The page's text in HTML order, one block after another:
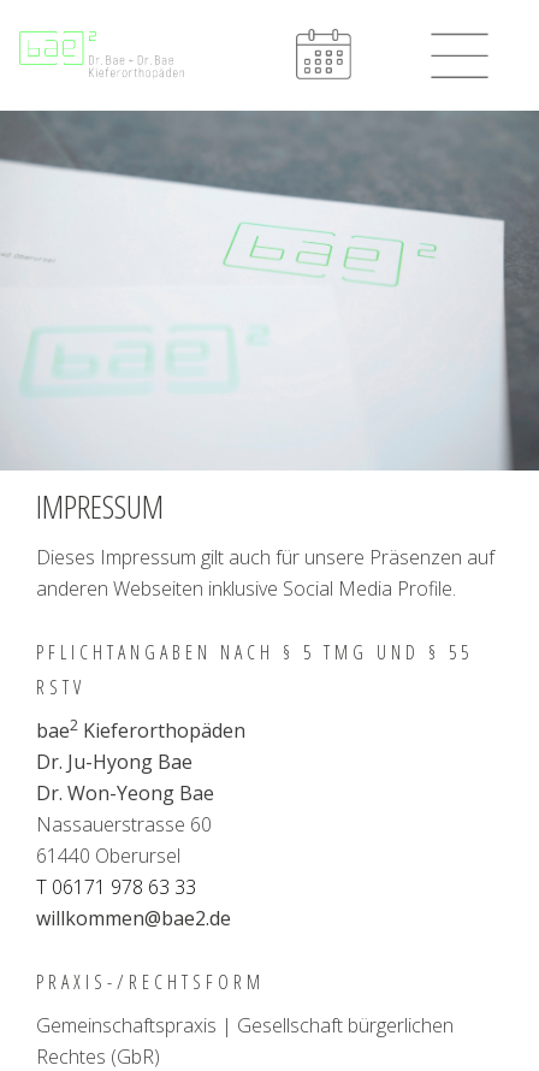
IMPRESSUM
Dieses Impressum gilt auch für unsere Präsenzen auf
anderen Webseiten inklusive Social Media Profile.
PFLICHTANGABEN­ NACH § 5 TMG UND § 55
RSTV
bae2 Kieferorthopäden
Dr. Ju-Hyong Bae
Dr. Won-Yeong Bae
Nassauerstrasse 60
61440 Oberursel
T 06171 978 63 33
willkommen@bae2.de
PRAXIS-/RECHTSFORM
Gemeinschaftspraxis | Gesellschaft bürgerlichen
Rechtes (GbR)